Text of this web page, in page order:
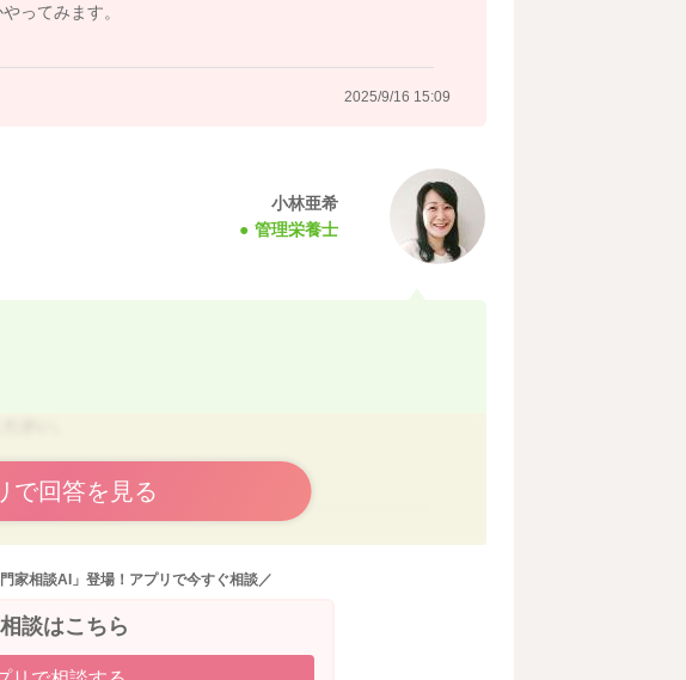
ってみます。
2025/9/16 15:09
小林亜希
管理栄養士
で回答を見る
家相談AI」登場！アプリで今すぐ相談／
相談はこちら